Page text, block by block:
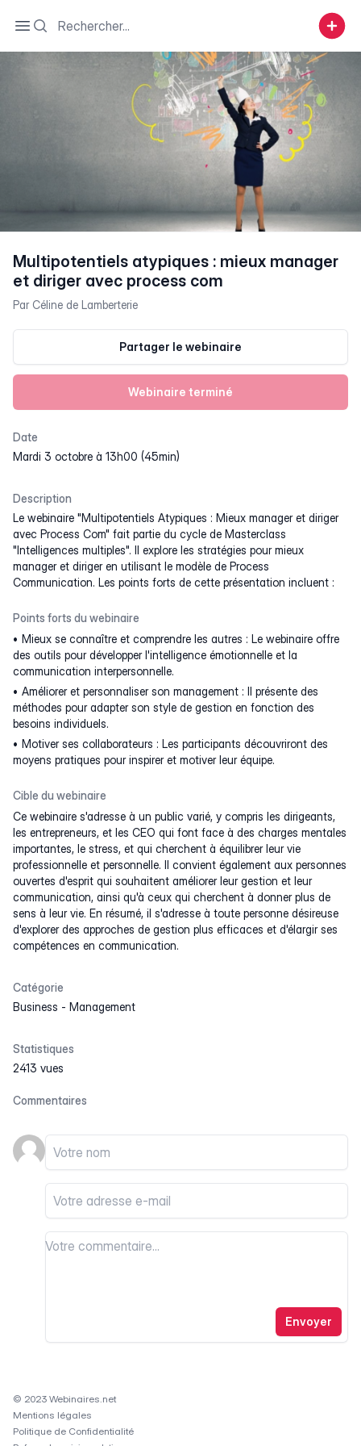
Open sidebar
Search
Multipotentiels atypiques : mieux manager
et diriger avec process com
Par Céline de Lamberterie
Partager le webinaire
Webinaire terminé
Date
mardi 3 octobre à 13h00 (45min)
Description
Le webinaire "Multipotentiels Atypiques : Mieux manager et diriger
avec Process Com" fait partie du cycle de Masterclass
"Intelligences multiples". Il explore les stratégies pour mieux
manager et diriger en utilisant le modèle de Process
Communication. Les points forts de cette présentation incluent :
Points forts du webinaire
Mieux se connaître et comprendre les autres : Le webinaire offre
des outils pour développer l'intelligence émotionnelle et la
communication interpersonnelle.
Améliorer et personnaliser son management : Il présente des
méthodes pour adapter son style de gestion en fonction des
besoins individuels.
Motiver ses collaborateurs : Les participants découvriront des
moyens pratiques pour inspirer et motiver leur équipe.
Cible du webinaire
Ce webinaire s'adresse à un public varié, y compris les dirigeants,
les entrepreneurs, et les CEO qui font face à des charges mentales
importantes, le stress, et qui cherchent à équilibrer leur vie
professionnelle et personnelle. Il convient également aux personnes
ouvertes d'esprit qui souhaitent améliorer leur gestion et leur
communication, ainsi qu'à ceux qui cherchent à donner plus de
sens à leur vie. En résumé, il s'adresse à toute personne désireuse
d'explorer des approches de gestion plus efficaces et d'élargir ses
compétences en communication.
Catégorie
Business - Management
Statistiques
2413 vues
Commentaires
Votre nom
Votre email
Votre commentaire
Votre commentaire
Envoyer
© 2023 Webinaires.net
Mentions légales
Politique de Confidentialité